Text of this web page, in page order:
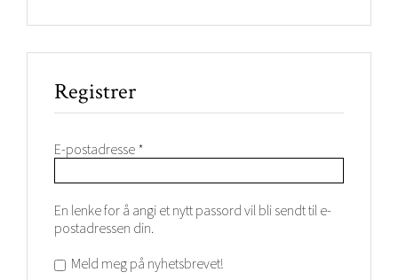
Registrer
E-postadresse *
En lenke for å angi et nytt passord vil bli sendt til e-
postadressen din.
Meld meg på nyhetsbrevet!